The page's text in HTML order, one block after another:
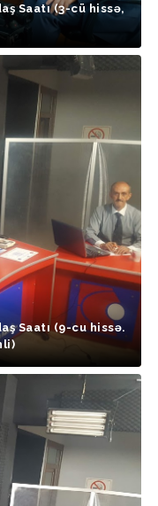
Saatı (3-cü hissə,
Saatı (9-cu hissə.